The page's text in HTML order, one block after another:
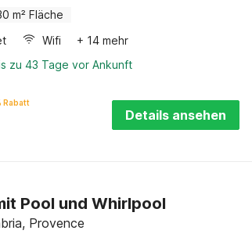
m² Fläche
Wifi
+ 14 mehr
zu 43 Tage vor Ankunft
Rabatt
Details ansehen
Pool und Whirlpool
Provence